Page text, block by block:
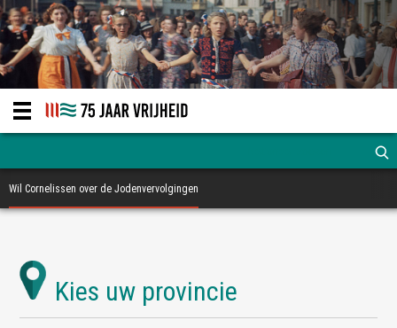
Wil Cornelissen over de Jodenvervolgingen